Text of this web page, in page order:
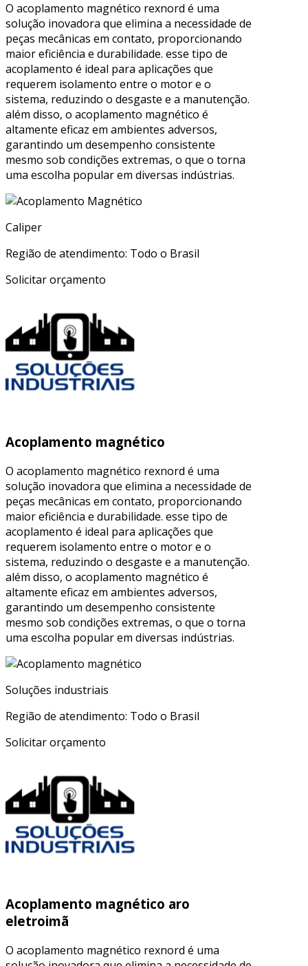
O acoplamento magnético rexnord é uma
solução inovadora que elimina a necessidade de
peças mecânicas em contato, proporcionando
maior eficiência e durabilidade. esse tipo de
acoplamento é ideal para aplicações que
requerem isolamento entre o motor e o
sistema, reduzindo o desgaste e a manutenção.
além disso, o acoplamento magnético é
altamente eficaz em ambientes adversos,
garantindo um desempenho consistente
mesmo sob condições extremas, o que o torna
uma escolha popular em diversas indústrias.
Caliper
Região de atendimento: Todo o Brasil
Solicitar orçamento
Acoplamento magnético
O acoplamento magnético rexnord é uma
solução inovadora que elimina a necessidade de
peças mecânicas em contato, proporcionando
maior eficiência e durabilidade. esse tipo de
acoplamento é ideal para aplicações que
requerem isolamento entre o motor e o
sistema, reduzindo o desgaste e a manutenção.
além disso, o acoplamento magnético é
altamente eficaz em ambientes adversos,
garantindo um desempenho consistente
mesmo sob condições extremas, o que o torna
uma escolha popular em diversas indústrias.
Soluções industriais
Região de atendimento: Todo o Brasil
Solicitar orçamento
Acoplamento magnético aro
eletroimã
O acoplamento magnético rexnord é uma